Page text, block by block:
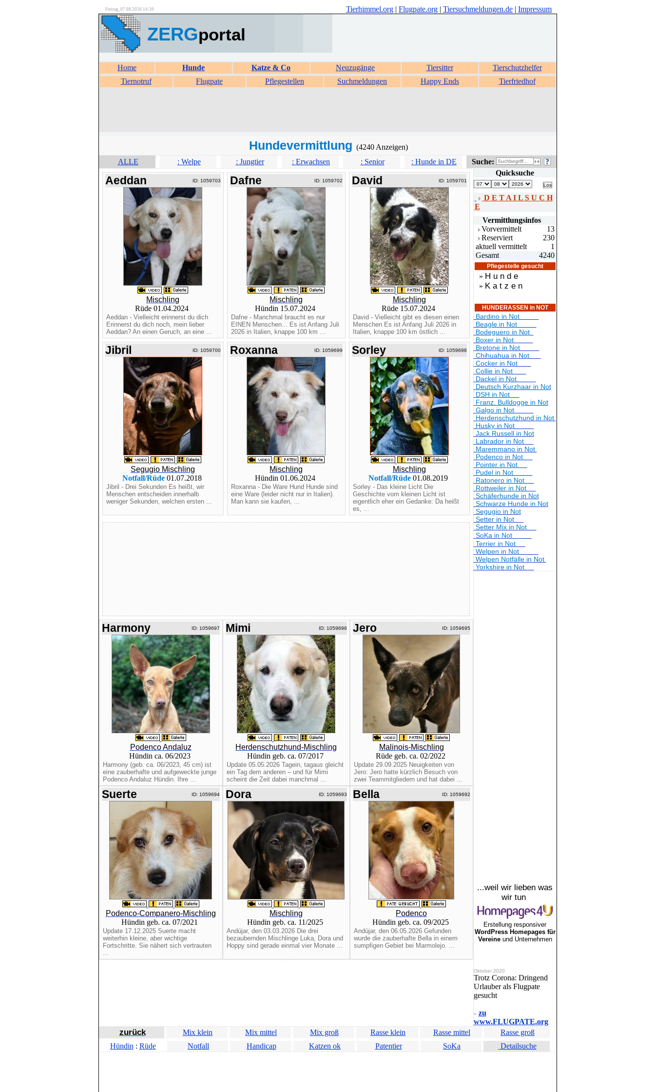
Freitag, 07.08.2026 14:39 Tierhimmel.org | Flugpate.org | Tiersuchmeldungen.de | Impressum
ZERGportal
Home Hunde Katze & Co Neuzugänge Tiersitter
Tierschutzhelfer
Tiernotruf
Flugpate Pflegestellen Suchmeldungen Happy Ends Tierfriedhof
Hundevermittlung (4240 Anzeigen)
ALLE
: Welpe : Jungtier : Erwachsen : Senior : Hunde in DE Suche:
Aeddan ID: 1059703
Mischling
Rüde 01.04.2024
Aeddan - Vielleicht erinnerst du dich
Erinnerst du dich noch, mein lieber
Aeddan? An einen Geruch, an eine ...
Dafne ID: 1059702
Mischling
Hündin 15.07.2024
Dafne - Manchmal braucht es nur
EINEN Menschen... Es ist Anfang Juli
2026 in Italien, knappe 100 km ...
David ID: 1059701
Mischling
Rüde 15.07.2024
David - Vielleicht gibt es diesen einen
Menschen Es ist Anfang Juli 2026 in
Italien, knappe 100 km östlich ...
Jibril ID: 1059700
Segugio Mischling
Notfall/Rüde01.07.2018
Jibril - Drei Sekunden Es heißt, wir
Menschen entscheiden innerhalb
weniger Sekunden, welchen ersten ...
Roxanna ID: 1059699
Mischling
Hündin 01.06.2024
Roxanna - Die Ware Hund Hunde sind
eine Ware (leider nicht nur in Italien).
Man kann sie kaufen, ...
Sorley ID: 1059698
Mischling
Notfall/Rüde 01.08.2019
Sorley - Das kleine Licht Die
Geschichte vom kleinen Licht ist
eigentlich eher ein Gedanke: Da heißt
es, ...
Harmony ID: 1059697
Podenco Andaluz
Hündin ca. 06/2023
Harmony (geb. ca. 06/2023, 45 cm) ist
eine zauberhafte und aufgeweckte junge
Podenco Andaluz Hündin. Ihre ...
Mimi ID: 1059696
Herdenschutzhund-Mischling
Hündin geb. ca. 07/2017
Update 05.05.2026 Tagein, tagaus gleicht
ein Tag dem anderen – und für Mimi
scheint die Zeit dabei manchmal ...
Jero ID: 1059695
Malinois-Mischling
Rüde geb. ca. 02/2022
Update 29.09.2025 Neuigkeiten von
Jero: Jero hatte kürzlich Besuch von
zwei Teammitgliedern und hat dabei ...
Suerte ID: 1059694
Podenco-Companero-Mischling
Hündin geb. ca. 07/2021
Update 17.12.2025 Suerte macht
weiterhin kleine, aber wichtige
Fortschritte. Sie nähert sich vertrauten
...
Dora ID: 1059693
Mischling
Hündin geb. ca. 11/2025
Andújar, den 03.03.2026 Die drei
bezaubernden Mischlinge Luka, Dora und
Hoppy sind gerade einmal vier Monate ...
Bella ID: 1059692
Podenco
Hündin geb. ca. 09/2025
Andújar, den 06.05.2026 Gefunden
wurde die zauberhafte Bella in einem
sumpfigen Gebiet bei Marmolejo. ...
Quicksuche
D E T A I L S U C H
E
Vermittlungsinfos
Vorvermittelt
13
Reserviert
230
aktuell vermittelt
1
Gesamt
4240
Pflegestelle gesucht
» H u n d e
» K a t z e n
HUNDERASSEN in NOT
Bardino in Not
Beagle in Not
Bodeguero in Not
Boxer in Not
Bretone in Not
Chihuahua in Not
Cocker in Not
Collie in Not
Dackel in Not
Deutsch Kurzhaar in Not
DSH in Not
Franz. Bulldogge in Not
Galgo in Not
Herdenschutzhund in Not
Husky in Not
Jack Russell in Not
Labrador in Not
Maremmano in Not
Podenco in Not
Pointer in Not
Pudel in Not
Ratonero in Not
Rottweiler in Not
Schäferhunde in Not
Schwarze Hunde in Not
Segugio in Not
Setter in Not
Setter Mix in Not
SoKa in Not
Terrier in Not
Welpen in Not
Welpen Notfälle in Not
Yorkshire in Not
...weil wir lieben was
wir tun
Erstellung responsiver
WordPress Homepages für
Vereineund Unternehmen
Oktober 2020
Trotz Corona: Dringend
Urlauber als Flugpate
gesucht
» zu
www.FLUGPATE.org
zurück Mix klein Mix mittel Mix groß Rasse klein Rasse mittel
Rasse groß
Hündin : Rüde Notfall Handicap Katzen ok Patentier SoKa Detailsuche